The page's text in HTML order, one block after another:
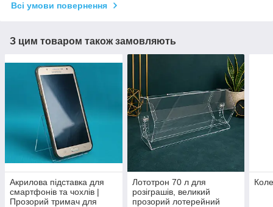
Всі умови повернення
З цим товаром також замовляють
Акрилова підставка для
смартфонів та чохлів |
Прозорий тримач для
Лототрон 70 л для
розіграшів, великий
прозорий лотерейний